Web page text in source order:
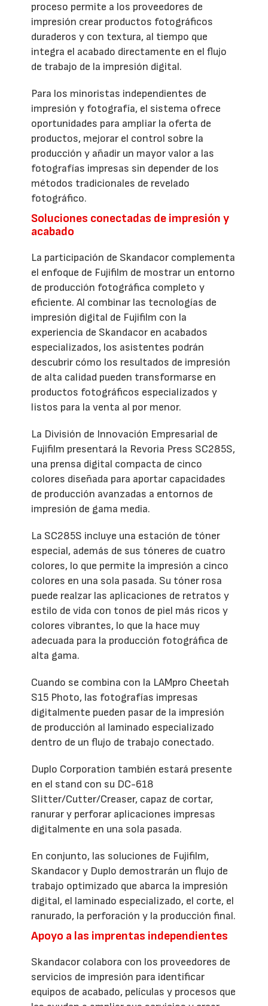
proceso permite a los proveedores de
impresión crear productos fotográficos
duraderos y con textura, al tiempo que
integra el acabado directamente en el flujo
de trabajo de la impresión digital.
Para los minoristas independientes de
impresión y fotografía, el sistema ofrece
oportunidades para ampliar la oferta de
productos, mejorar el control sobre la
producción y añadir un mayor valor a las
fotografías impresas sin depender de los
métodos tradicionales de revelado
fotográfico.
Soluciones conectadas de impresión y
acabado
La participación de Skandacor complementa
el enfoque de Fujifilm de mostrar un entorno
de producción fotográfica completo y
eficiente. Al combinar las tecnologías de
impresión digital de Fujifilm con la
experiencia de Skandacor en acabados
especializados, los asistentes podrán
descubrir cómo los resultados de impresión
de alta calidad pueden transformarse en
productos fotográficos especializados y
listos para la venta al por menor.
La División de Innovación Empresarial de
Fujifilm presentará la Revoria Press SC285S,
una prensa digital compacta de cinco
colores diseñada para aportar capacidades
de producción avanzadas a entornos de
impresión de gama media.
La SC285S incluye una estación de tóner
especial, además de sus tóneres de cuatro
colores, lo que permite la impresión a cinco
colores en una sola pasada. Su tóner rosa
puede realzar las aplicaciones de retratos y
estilo de vida con tonos de piel más ricos y
colores vibrantes, lo que la hace muy
adecuada para la producción fotográfica de
alta gama.
Cuando se combina con la LAMpro Cheetah
S15 Photo, las fotografías impresas
digitalmente pueden pasar de la impresión
de producción al laminado especializado
dentro de un flujo de trabajo conectado.
Duplo Corporation también estará presente
en el stand con su DC-618
Slitter/Cutter/Creaser, capaz de cortar,
ranurar y perforar aplicaciones impresas
digitalmente en una sola pasada.
En conjunto, las soluciones de Fujifilm,
Skandacor y Duplo demostrarán un flujo de
trabajo optimizado que abarca la impresión
digital, el laminado especializado, el corte, el
ranurado, la perforación y la producción final.
Apoyo a las imprentas independientes
Skandacor colabora con los proveedores de
servicios de impresión para identificar
equipos de acabado, películas y procesos que